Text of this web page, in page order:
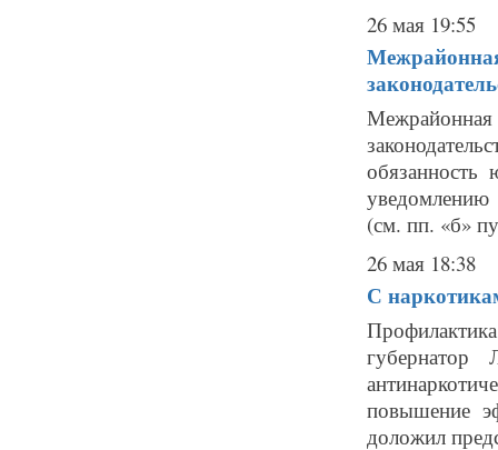
26 мая 19:55
уведомлению
(см. пп. «б»
26 мая 18:38
С
губернатор
повышение
доложил